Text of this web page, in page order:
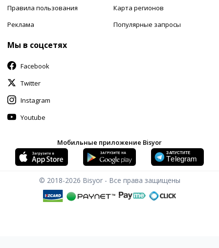
Правила пользования
Реклама
Карта регионов
Популярные запросы
Мы в соцсетях
Facebook
Twitter
Instagram
Youtube
Мобильные приложение Bisyor
© 2018-2026 Bisyor - Все права защищены